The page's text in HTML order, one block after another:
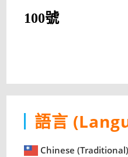
100號
語言
Chinese (Traditional)